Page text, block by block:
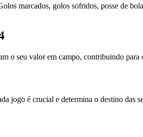
marcados, golos sofridos, posse de
o seu valor em campo, contribuindo para
jogo é crucial e determina o destino das